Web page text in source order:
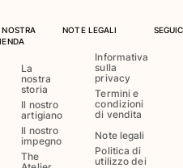
La
nostra
storia
Il nostro
artigiano
Il nostro
impegno
The
NOTE LEGALI
Informativa
sulla
privacy
Termini e
condizioni
di vendita
Note legali
Politica di
utilizzo dei